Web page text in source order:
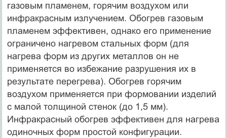
газовым пламенем, горячим воздухом или
инфракрасным излучением. Обогрев газовым
пламенем эффективен, однако его применение
ограничено нагревом стальных форм (для
нагрева форм из других металлов он не
применяется во избежание разрушения их в
результате перегрева). Обогрев горячим
воздухом применяется при формовании изделий
с малой толщиной стенок (до 1,5 мм).
Инфракрасный обогрев эффективен для нагрева
одиночных форм простой конфигурации.